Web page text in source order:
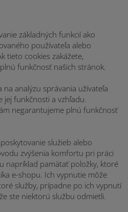
základných funkcií ako
používateľa alebo
tieto cookies zakážete,
funkčnosť našich stránok.
na analýzu správania užívateľa
jej funkčnosti a vzhľadu.
negarantujeme plnú funkčnosť
služieb alebo
zvýšenia komfortu pri práci
napríklad pamätať položky, ktoré
e-shopu. Ich vypnutie môže
služby, prípadne po ich vypnutí
ste niektorú službu odmietli.